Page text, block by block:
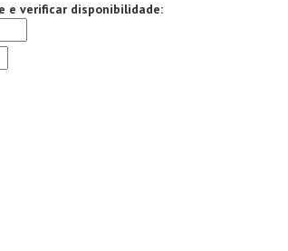
e verificar disponibilidade: